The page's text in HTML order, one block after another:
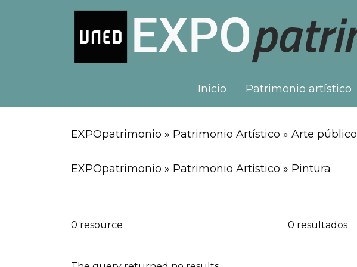
Inicio Patrimonio artístico
EXPOpatrimonio » Patrimonio Artístico » Arte público
EXPOpatrimonio » Patrimonio Artístico » Pintura
0 resource 0 resultados